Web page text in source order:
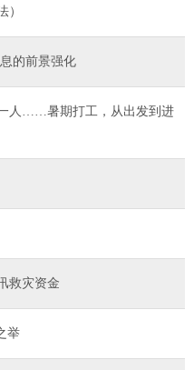
）
的前景强化
人……暑期打工，从出发到进
救灾资金
举